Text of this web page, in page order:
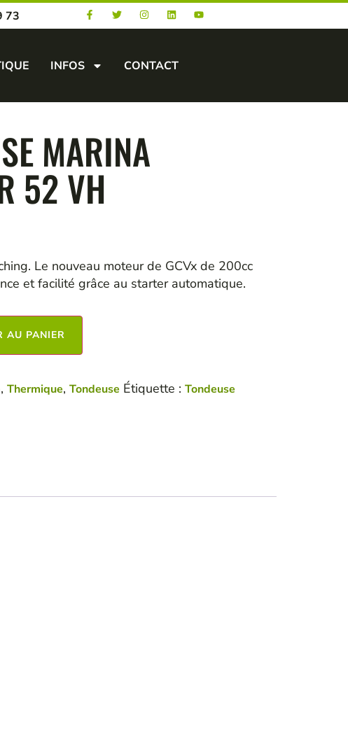
73
INFOS CONTACT
MARINA
52 VH
Le nouveau moteur de GCVx de 200cc
et facilité grâce au starter automatique.
AU PANIER
, Thermique, Tondeuse Étiquette : Tondeuse